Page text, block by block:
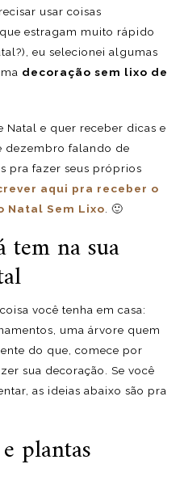
usar coisas
estragam muito rápido
eu selecionei algumas
decoração sem lixo de
Natal e quer receber dicas e
dezembro falando de
pra fazer seus próprios
aqui pra receber o
Natal Sem Lixo . 🙂
tem na sua
você tenha em casa:
uma árvore quem
do que, comece por
sua decoração. Se você
as ideias abaixo são pra
plantas